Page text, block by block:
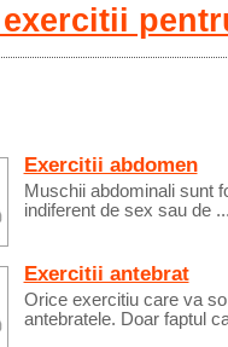
Exercitii abdomen
Muschii abdominali sunt
indiferent de sex sau de
Exercitii antebrat
Orice exercitiu care va
antebratele. Doar faptul